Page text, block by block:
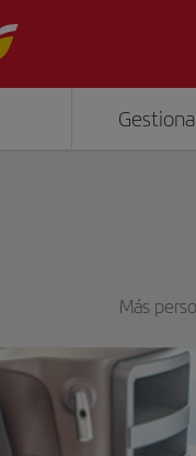
Más